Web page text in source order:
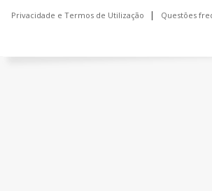
Privacidade e Termos de Utilização Questões